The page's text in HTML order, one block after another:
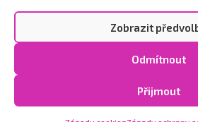
Přijmout
Odmítnout
Zobrazit
Copyright © 2026 Vytvořilo
Zpracování osobních údajů